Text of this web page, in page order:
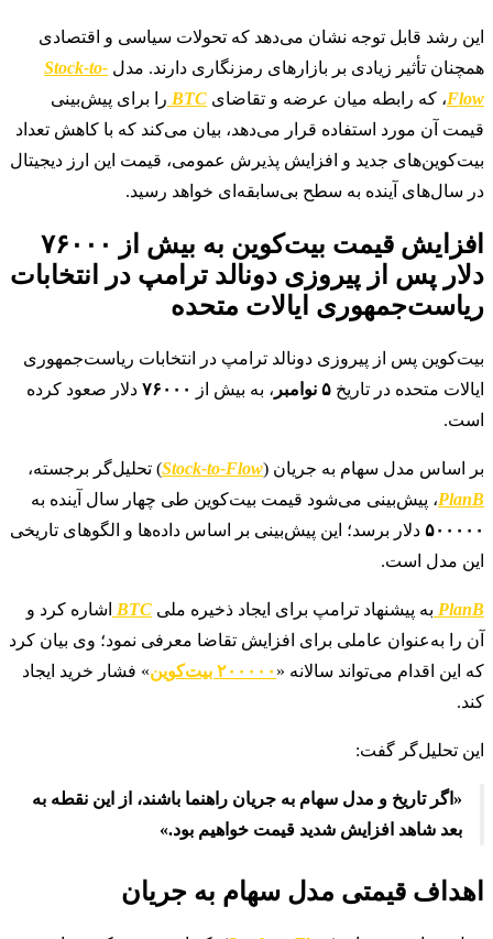
این رشد قابل توجه نشان می‌دهد که تحولات سیاسی و اقتصادی
همچنان تأثیر زیادی بر بازارهای رمزنگاری دارند. مدل Stock-to-
Flow، که رابطه میان عرضه و تقاضای BTC را برای پیش‌بینی
قیمت آن مورد استفاده قرار می‌دهد، بیان می‌کند که با کاهش تعداد
بیت‌کوین‌های جدید و افزایش پذیرش عمومی، قیمت این ارز دیجیتال
در سال‌های آینده به سطح بی‌سابقه‌ای خواهد رسید.
افزایش قیمت بیت‌کوین به بیش از ۷۶۰۰۰
دلار پس از پیروزی دونالد ترامپ در انتخابات
ریاست‌جمهوری ایالات متحده
بیت‌کوین پس از پیروزی دونالد ترامپ در انتخابات ریاست‌جمهوری
ایالات متحده در تاریخ ۵ نوامبر ، به بیش از ۷۶۰۰۰ دلار صعود کرده
است.
بر اساس مدل سهام به جریان (Stock-to-Flow) تحلیل‌گر برجسته،
PlanB، پیش‌بینی می‌شود قیمت بیت‌کوین طی چهار سال آینده به
۵۰۰۰۰۰ دلار برسد؛ این پیش‌بینی بر اساس داده‌ها و الگوهای تاریخی
این مدل است.
PlanB به پیشنهاد ترامپ برای ایجاد ذخیره ملی BTC اشاره کرد و
آن را به‌عنوان عاملی برای افزایش تقاضا معرفی نمود؛ وی بیان کرد
که این اقدام می‌تواند سالانه « ۲۰۰۰۰۰ بیت‌کوین
» فشار خرید ایجاد
کند.
این تحلیل‌گر گفت:
«اگر تاریخ و مدل سهام به جریان راهنما باشند، از این نقطه به
بعد شاهد افزایش شدید قیمت خواهیم بود.»
اهداف قیمتی مدل سهام به جریان